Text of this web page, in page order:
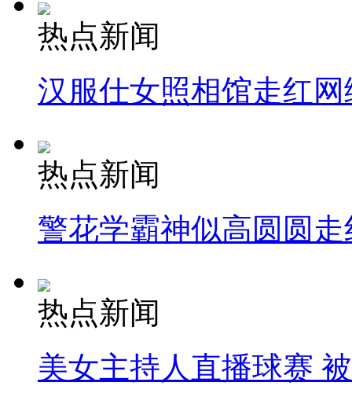
热点新闻
汉服仕女照相馆走红网
热点新闻
警花学霸神似高圆圆走
热点新闻
美女主持人直播球赛